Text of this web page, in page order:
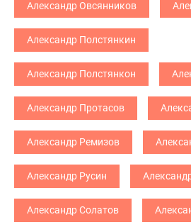
Александр Овсянников
Александр Полстянкин
Александр Полстянкон
Александр Протасов
Александр Ремизов
Александр Русин
Александр Солатов